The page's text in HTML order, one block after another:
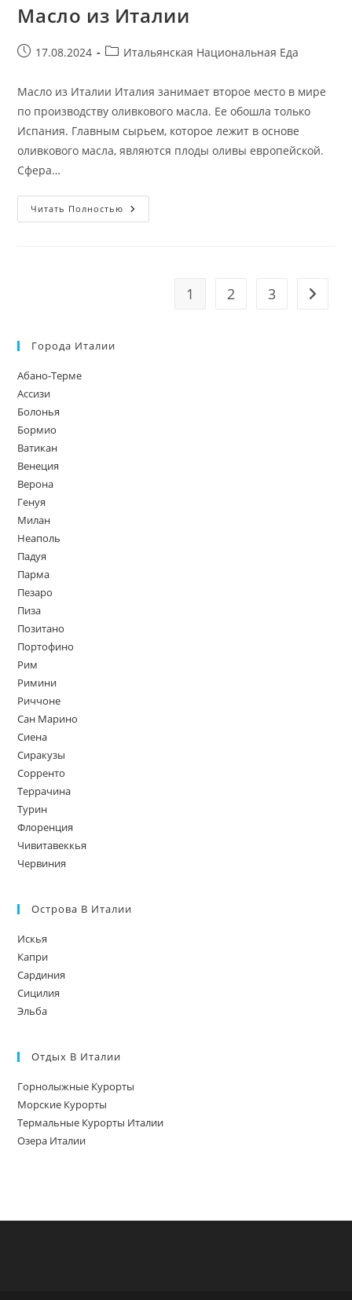
Масло из Италии
Запись17.08.2024
Рубрика
Итальянская Национальная Еда
Масло из Италии Италия занимает второе место в мире
по производству оливкового масла. Ее обошла только
Испания. Главным сырьем, которое лежит в основе
оливкового масла, являются плоды оливы европейской.
Сфера…
Читать Полностью Масло
Из
1 2 3
Города Италии
Абано-Терме
Ассизи
Болонья
Бормио
Ватикан
Венеция
Верона
Генуя
Милан
Неаполь
Падуя
Парма
Пезаро
Пиза
Позитано
Портофино
Рим
Римини
Риччоне
Сан Марино
Сиена
Сиракузы
Сорренто
Террачина
Турин
Флоренция
Чивитавеккья
Червиния
Острова В Италии
Искья
Капри
Сардиния
Сицилия
Эльба
Отдых В Италии
Горнолыжные Курорты
Морские Курорты
Термальные Курорты Италии
Озера Италии